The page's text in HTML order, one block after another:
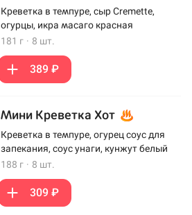
Креветка в темпуре, сыр Cremette,
огурцы, икра масаго красная
181 г · 8 шт.
389 ₽
Мини Креветка Хот
Креветка в темпуре, огурец соус для
запекания, соус унаги, кунжут белый
188 г · 8 шт.
309 ₽